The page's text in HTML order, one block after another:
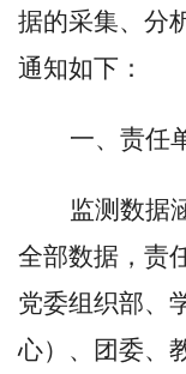
据的采集、分
通知如下：
一、责任
监测数据
全部数据，责
党委组织部、
心）、团委、